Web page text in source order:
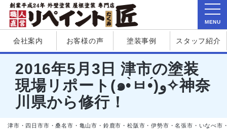
会社案内 お客様の声 塗装事例 スタッフ紹介
2016年5月3日 津市の塗装
現場リポート(๑•̀ㅂ•́)و✧神奈
川県から修行！
津市・四日市市・桑名市・亀山市・鈴鹿市・松阪市・伊勢市・名張市・いなべ市
MENU